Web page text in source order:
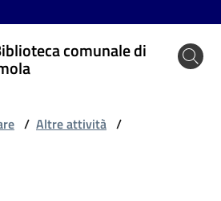
comunale di
/ Altre attività /